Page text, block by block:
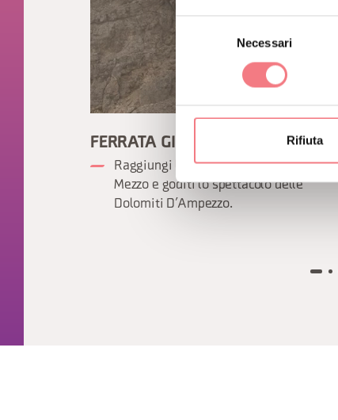
consenso
Necessari
Rifiuta
FERRATA GIANNI AGLIO
Raggiungi la cima della Tofana di
Mezzo e goditi lo spettacolo delle
Dolomiti D’Ampezzo.